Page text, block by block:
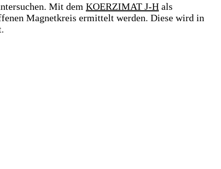
Mit dem KOERZIMAT J-H als
Magnetkreis ermittelt werden. Diese wird in